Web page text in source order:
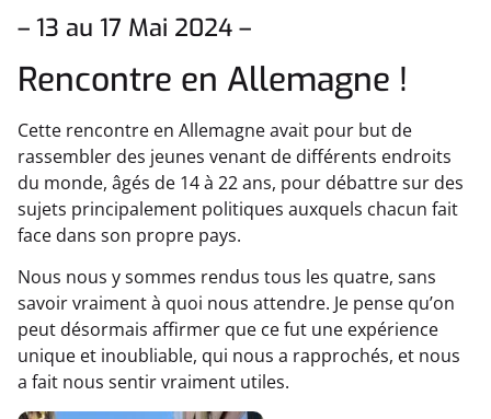
– 13 au 17 Mai 2024 –
Rencontre en Allemagne !
Cette rencontre en Allemagne avait pour but de
rassembler des jeunes venant de différents endroits
du monde, âgés de 14 à 22 ans, pour débattre sur des
sujets principalement politiques auxquels chacun fait
face dans son propre pays.
Nous nous y sommes rendus tous les quatre, sans
savoir vraiment à quoi nous attendre. Je pense qu’on
peut désormais affirmer que ce fut une expérience
unique et inoubliable, qui nous a rapprochés, et nous
a fait nous sentir vraiment utiles.